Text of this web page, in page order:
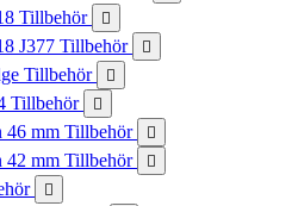
Tillbehör 
J377 Tillbehör 
Tillbehör 
Tillbehör 
46 mm Tillbehör 
42 mm Tillbehör 
